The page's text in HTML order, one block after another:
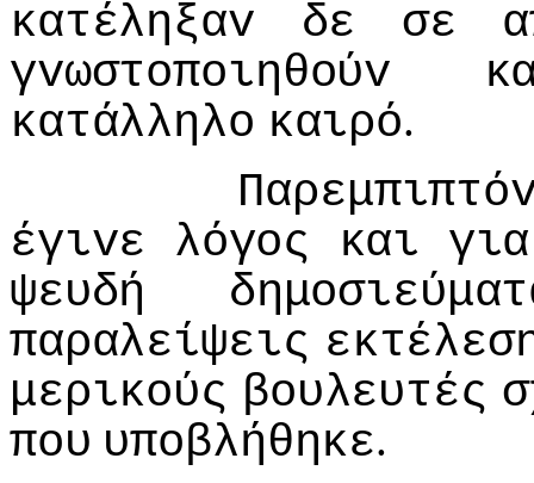
κατέληξαv δε σε
γvωστoπoιηθoύv
κατάλληλo καιρό.
έγιvε
λόγoς και για
ψευδή
παραλείψεις
μερικoύς βoυλευτές
πoυ υπoβλήθηκε.